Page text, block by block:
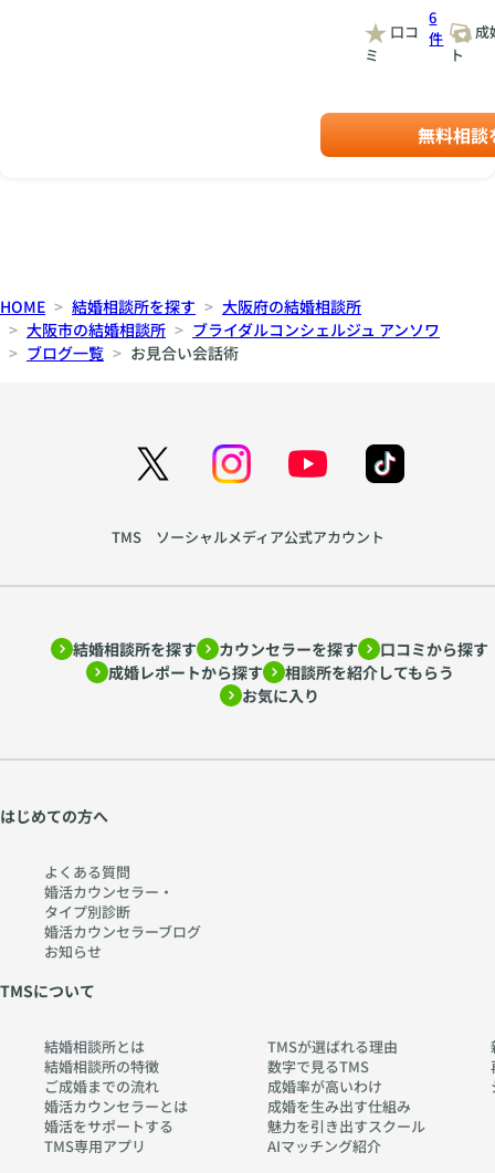
口コ
ミ
6
件
成
ト
無料相談
HOME 結婚相談所を探す
大阪府の結婚相談所
大阪市の結婚相談所
ブライダルコンシェルジュ アンソワ
ブログ一覧
お見合い会話術
TMS ソーシャルメディア公式アカウント
結婚相談所を探す カウンセラーを探す
口コミから探す
成婚レポートから探す
相談所を紹介してもらう
お気に入り
はじめての方へ
よくある質問
婚活カウンセラー・
タイプ別診断
婚活カウンセラーブログ
お知らせ
TMSについて
結婚相談所とは
結婚相談所の特徴
ご成婚までの流れ
婚活カウンセラーとは
婚活をサポートする
TMS専用アプリ
TMSが選ばれる理由
数字で見るTMS
成婚率が高いわけ
成婚を生み出す仕組み
魅力を引き出すスクール
AIマッチング紹介